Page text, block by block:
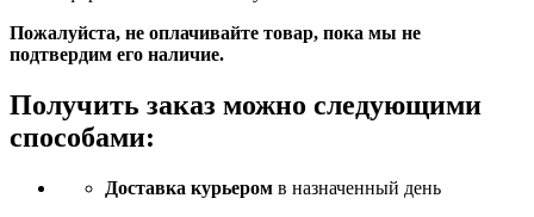
Пожалуйста, не оплачивайте товар, пока мы не
подтвердим его наличие.
Получить заказ можно следующими
способами:
Доставка курьером в назначенный день